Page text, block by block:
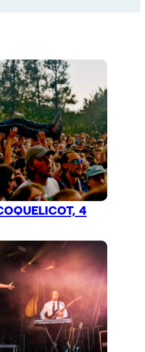
4